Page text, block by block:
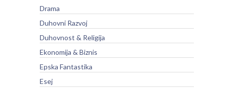
Drama
Duhovni Razvoj
Duhovnost & Religija
Ekonomija & Biznis
Epska Fantastika
Esej